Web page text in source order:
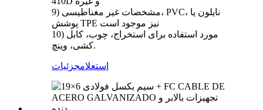
9) مشخصات غیر مغناطیسی، PVC، نایلون یا
پوشش TPE نیز موجود است
10) مورد استفاده برای استخراج، چوب، کابل
کشی، وینچ.
استعلامجزئیات